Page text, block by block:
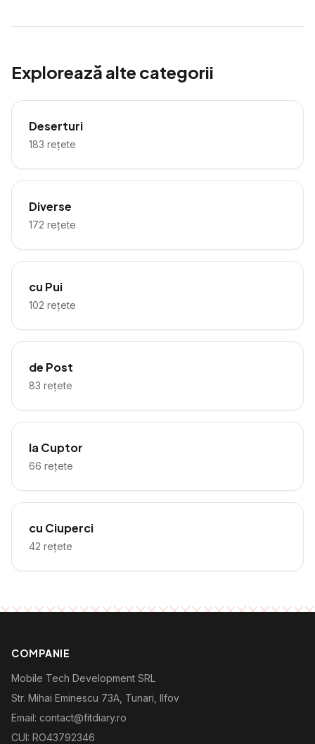
Explorează alte categorii
Deserturi
183 rețete
Diverse
172 rețete
cu Pui
102 rețete
de Post
83 rețete
la Cuptor
66 rețete
cu Ciuperci
42 rețete
COMPANIE
Mobile Tech Development SRL
Str. Mihai Eminescu 73A, Tunari, Ilfov
Email: contact@fitdiary.ro
CUI: RO43792346